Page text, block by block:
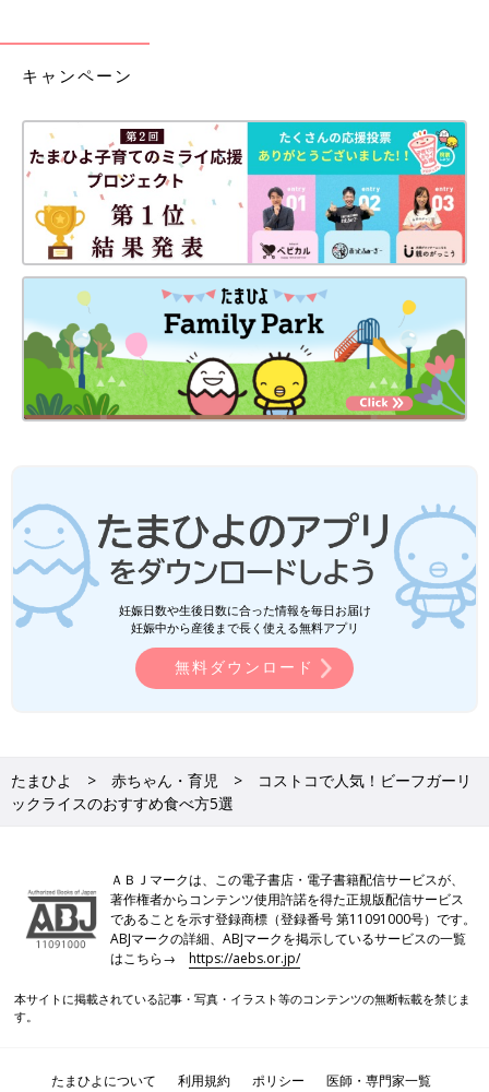
キャンペーン
妊娠日数や生後日数に合った情報を毎日お届け
妊娠中から産後まで長く使える無料アプリ
無料ダウンロード
たまひよ 赤ちゃん・育児
コストコで人気！ビーフガーリ
ックライスのおすすめ食べ方5選
ＡＢＪマークは、この電子書店・電子書籍配信サービスが、
著作権者からコンテンツ使用許諾を得た正規版配信サービス
であることを示す登録商標（登録番号 第11091000号）です。
ABJマークの詳細、ABJマークを掲示しているサービスの一覧
はこちら→https://aebs.or.jp/
本サイトに掲載されている記事・写真・イラスト等のコンテンツの無断転載を禁じま
す。
たまひよについて 利用規約 ポリシー 医師・専門家一覧